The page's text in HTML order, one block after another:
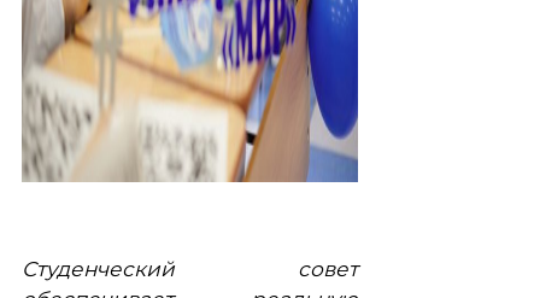
Студенческий совет